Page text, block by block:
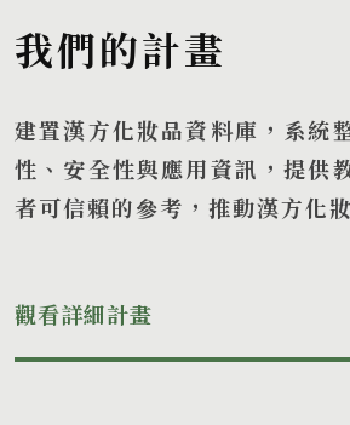
我們的計畫
建置漢方化妝品資料庫，系統
性、安全性與應用資訊，提供
者可信賴的參考，推動漢方化
觀看詳細計畫